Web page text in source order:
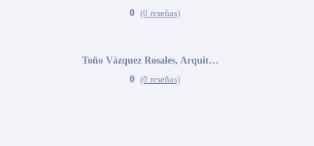
0 (0 reseñas)
Toño Vázquez Rosales, Arquitecto
0 (0 reseñas)